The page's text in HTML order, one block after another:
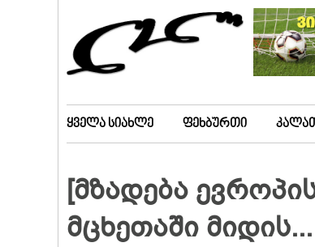
ყველა სიახლე ფეხბურთი
[მზადება
მცხეთაში მიდის...